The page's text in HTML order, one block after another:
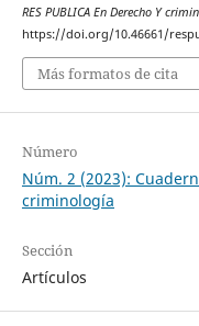
RES PUBLICA En Derecho Y
https://doi.org/10.46661/
Más formatos de cita
Número
Núm. 2 (2023):
criminología
Sección
Artículos